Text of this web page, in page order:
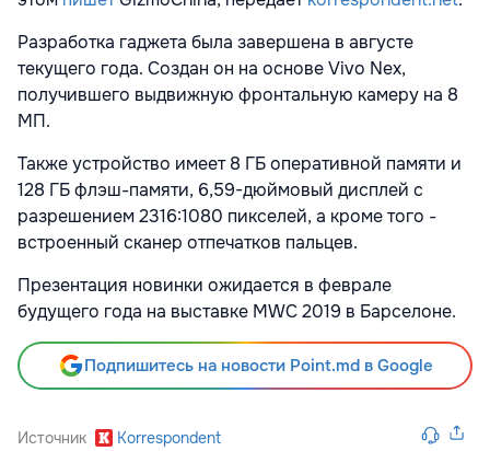
Разработка гаджета была завершена в августе
текущего года. Создан он на основе Vivo Nex,
получившего выдвижную фронтальную камеру на 8
МП.
Также устройство имеет 8 ГБ оперативной памяти и
128 ГБ флэш-памяти, 6,59-дюймовый дисплей с
разрешением 2316:1080 пикселей, а кроме того -
встроенный сканер отпечатков пальцев.
Презентация новинки ожидается в феврале
будущего года на выставке MWC 2019 в Барселоне.
Подпишитесь на новости Point.md в Google
Источник Korrespondent